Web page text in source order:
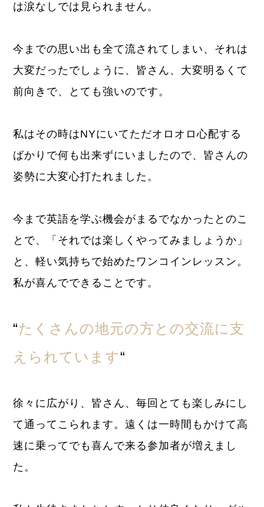
は涙なしでは見られません。
今までの思い出も全て流されてしまい、それは
大変だったでしょうに、皆さん、大変明るくて
前向きで、とても強いのです。
私はその時はNYにいてただオロオロ心配する
ばかりで何も出来ずにいましたので、皆さんの
姿勢に大変心打たれました。
今まで英語を学ぶ機会がまるでなかったとのこ
とで、「それでは楽しくやってみましょうか」
と、軽い気持ちで始めたワンコインレッスン。
私が喜んでできることです。
“たくさんの地元の方との交流に支
えられています“
徐々に広がり、皆さん、毎回とても楽しみにし
て通ってこられます。遠くは一時間もかけて高
速に乗ってでも喜んで来る参加者が増えまし
た。